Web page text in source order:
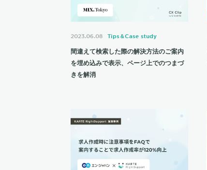
2023.06.08 Tips＆Case study
間違えて検索した際の解決方法のご案内
を埋め込みで表示、ページ上でのつまづ
きを解消